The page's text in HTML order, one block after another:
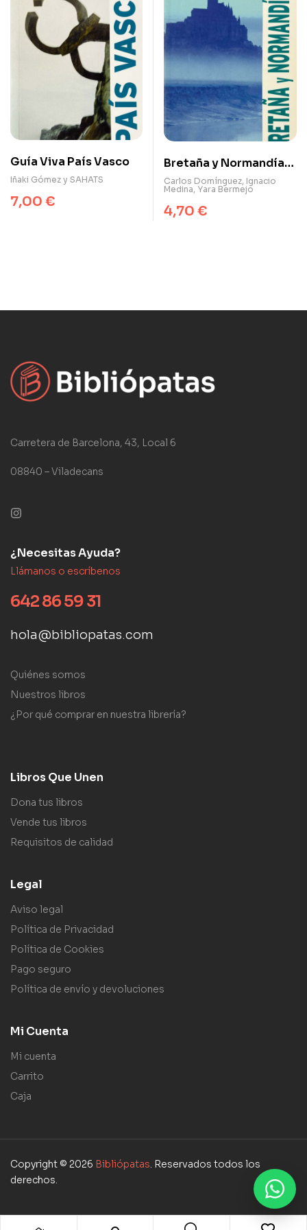
Guía Viva País Vasco
Iñaki Gómez y SAHATS
7,00 €
Bretaña y Normandía
(Guía Viva)
Carlos Domínguez, Ignacio
Medina, Yara Bermejo
4,70 €
Carretera de Barcelona, 43, Local 6
08840 – Viladecans
¿Necesitas Ayuda?
Llámanos o escríbenos
642 86 59 31
hola@bibliopatas.com
Quiénes somos
Nuestros libros
¿Por qué comprar en nuestra librería?
Libros Que Unen
Dona tus libros
Vende tus libros
Requisitos de calidad
Legal
Aviso legal
Política de Privacidad
Política de Cookies
Pago seguro
Política de envío y devoluciones
Mi Cuenta
Mi cuenta
Carrito
Caja
Copyright © 2026 Bibliópatas. Reservados todos los
derechos.